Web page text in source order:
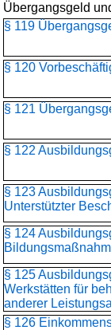
Übergangsgeld
§ 119
§ 120
§ 121
§ 122
§ 123
Unterstützter
§ 124
§ 125
Werkstätten für
anderer
§ 126